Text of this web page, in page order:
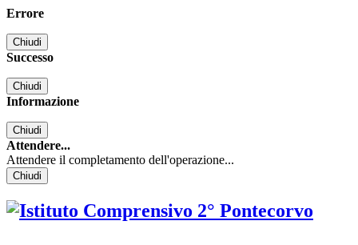
Errore
Chiudi
Successo
Chiudi
Informazione
Chiudi
Attendere...
Attendere il completamento dell'operazione...
Chiudi